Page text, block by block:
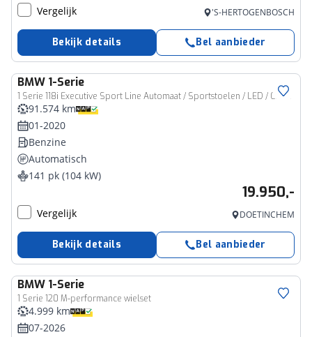
Vergelijk 'S-HERTOGENBOSCH
Bekijk details Bel aanbieder
BMW 1-Serie
1 Serie 118i Executive Sport Line Automaat / Sportstoelen / LED / Cruise Control / PDC
91.574 km
01-2020
Benzine
Automatisch
141 pk (104 kW)
19.950,-
Vergelijk DOETINCHEM
Bekijk details Bel aanbieder
BMW 1-Serie
1 Serie 120 M-performance wielset
4.999 km
07-2026